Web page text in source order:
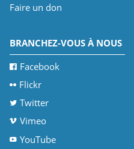
Faire un don
BRANCHEZ-VOUS À NOUS
Facebook
Flickr
Twitter
Vimeo
YouTube